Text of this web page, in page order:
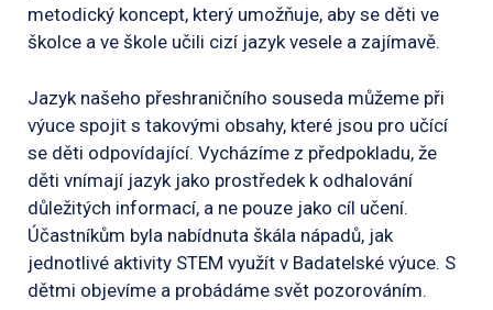
metodický koncept, který umožňuje, aby se děti ve
školce a ve škole učili cizí jazyk vesele a zajímavě.
Jazyk našeho přeshraničního souseda můžeme při
výuce spojit s takovými obsahy, které jsou pro učící
se děti odpovídající. Vycházíme z předpokladu, že
děti vnímají jazyk jako prostředek k odhalování
důležitých informací, a ne pouze jako cíl učení.
Účastníkům byla nabídnuta škála nápadů, jak
jednotlivé aktivity STEM využít v Badatelské výuce. S
dětmi objevíme a probádáme svět pozorováním.